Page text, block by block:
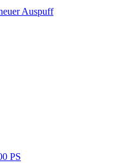
Auspuff
PS